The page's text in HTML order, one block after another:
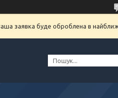
заявка буде оброблена в